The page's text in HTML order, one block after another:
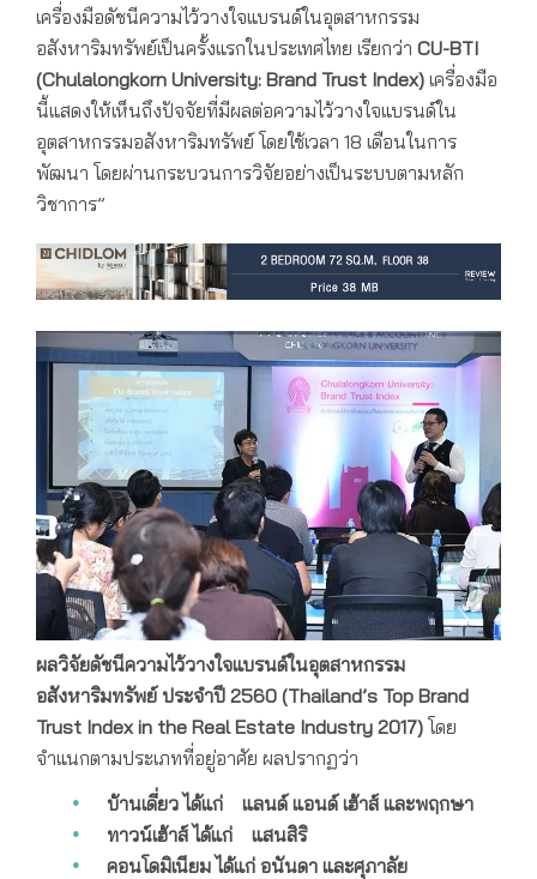
เครื่องมือดัชนีความไว้วางใจแบรนด์ในอุตสาหกรรม
อสังหาริมทรัพย์เป็นครั้งแรกในประเทศไทย เรียกว่า CU-BTI
(Chulalongkorn University: Brand Trust Index) เครื่องมือ
นี้แสดงให้เห็นถึงปัจจัยที่มีผลต่อความไว้วางใจแบรนด์ใน
อุตสาหกรรมอสังหาริมทรัพย์ โดยใช้เวลา 18 เดือนในการ
พัฒนา โดยผ่านกระบวนการวิจัยอย่างเป็นระบบตามหลัก
วิชาการ”
ผลวิจัยดัชนีความไว้วางใจแบรนด์ในอุตสาหกรรม
อสังหาริมทรัพย์ประจำปี 2560 (Thailand’s Top Brand
Trust Index in the Real Estate Industry 2017) โดย
จำแนกตามประเภทที่อยู่อาศัย ผลปรากฏว่า
บ้านเดี่ยวได้แก่ แลนด์ แอนด์ เฮ้าส์ และพฤกษา
ทาวน์เฮ้าส์ ได้แก่ แสนสิริ
คอนโดมิเนียม ได้แก่ อนันดา และศุภาลัย